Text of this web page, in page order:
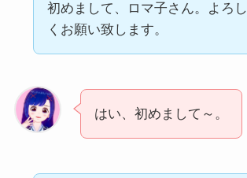
初めまして、ロマ子さん。よろし
くお願い致します。
はい、初めまして～。